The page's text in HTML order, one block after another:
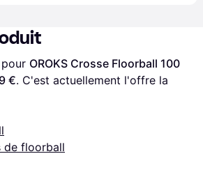
OROKS Crosse Floorball 100
€. C'est actuellement l'offre la
de floorball